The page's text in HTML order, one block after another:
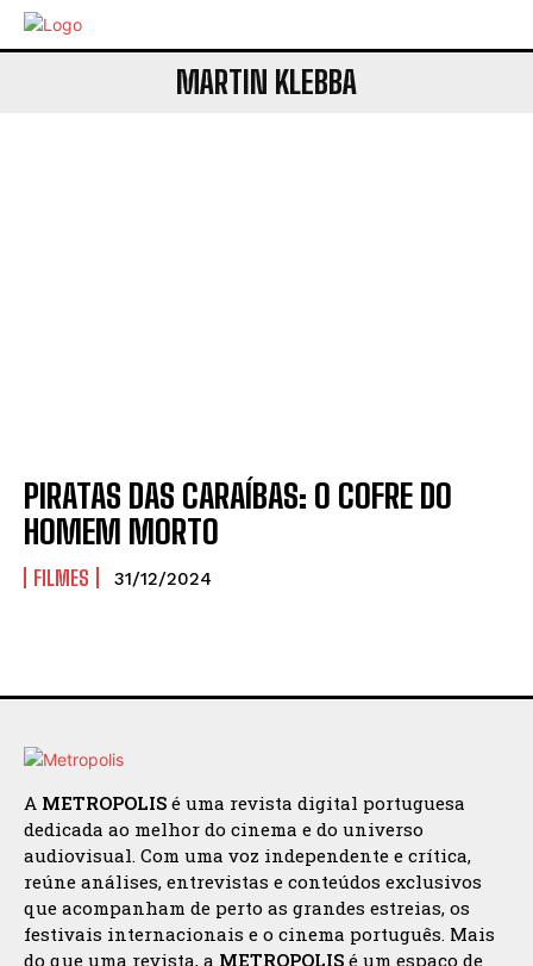
MARTIN KLEBBA
PIRATAS DAS CARAÍBAS: O COFRE DO
HOMEM MORTO
FILMES 31/12/2024
A METROPOLIS é uma revista digital portuguesa
dedicada ao melhor do cinema e do universo
audiovisual. Com uma voz independente e crítica,
reúne análises, entrevistas e conteúdos exclusivos
que acompanham de perto as grandes estreias, os
festivais internacionais e o cinema português. Mais
do que uma revista, a METROPOLIS é um espaço de